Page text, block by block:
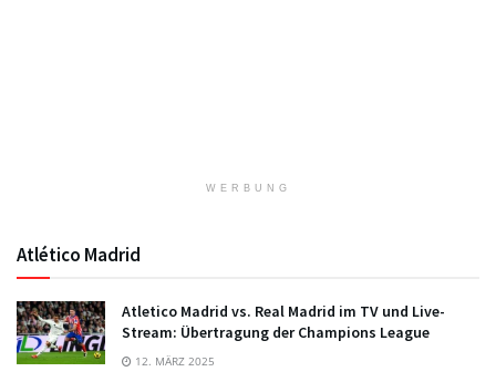
WERBUNG
Atlético Madrid
Atletico Madrid vs. Real Madrid im TV und Live-
Stream: Übertragung der Champions League
12. MÄRZ 2025